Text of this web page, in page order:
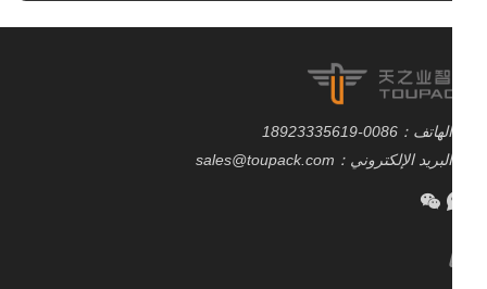
الهاتف：0086-18923335619
البريد الإلكتروني：sales@toupack.com